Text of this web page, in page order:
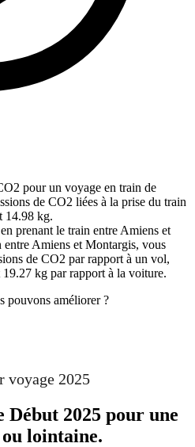
pour un voyage en train de
de CO2 liées à la prise du train
14.98 kg.
prenant le train entre Amiens et
entre Amiens et Montargis, vous
de CO2 par rapport à un vol,
kg par rapport à la voiture.
pouvons améliorer ?
voyage 2025
Début 2025 pour une
lointaine.